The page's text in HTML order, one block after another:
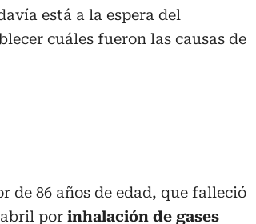
está a la espera del
cuáles fueron las causas de
de 86 años de edad, que falleció
por inhalación de gases